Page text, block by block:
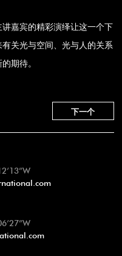
嘉宾的精彩演绎让这一个下
关光与空间、光与人的关系
期待。
下一个